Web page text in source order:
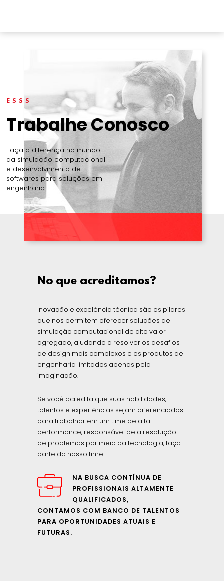
ESSS
Trabalhe Conosco
Faça a diferença no mundo
da simulação computacional
e desenvolvimento de
softwares para soluções em
engenharia.
No que acreditamos?
Inovação e excelência técnica são os pilares
que nos permitem oferecer soluções de
simulação computacional de alto valor
agregado, ajudando a resolver os desafios
de design mais complexos e os produtos de
engenharia limitados apenas pela
imaginação.
Se você acredita que suas habilidades,
talentos e experiências sejam diferenciados
para trabalhar em um time de alta
performance, responsável pela resolução
de problemas por meio da tecnologia, faça
parte do nosso time!
NA BUSCA CONTÍNUA DE
PROFISSIONAIS ALTAMENTE
QUALIFICADOS,
CONTAMOS COM BANCO DE TALENTOS
PARA OPORTUNIDADES ATUAIS E
FUTURAS.